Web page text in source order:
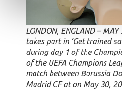
LONDON, ENGLAND –
takes part in ‘Get trained
during day 1 of the
of the UEFA Champions
match between Borussia
Madrid CF at on May 30,